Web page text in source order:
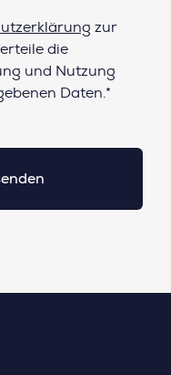
zur
die
und Nutzung
Daten.*